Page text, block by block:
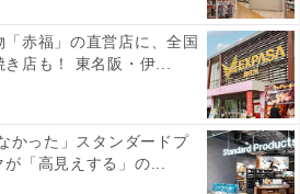
Tree」演出のようす（画像提供：MARK IS み
にある9面マルチモニターでは、
特別編集版が放映中。思い出に残
う。また、対象の21店舗で指定
「赤福」の直営店に、全国
店も！ 東名阪・伊...
かった」スタンダードプ
「高見えする」の...